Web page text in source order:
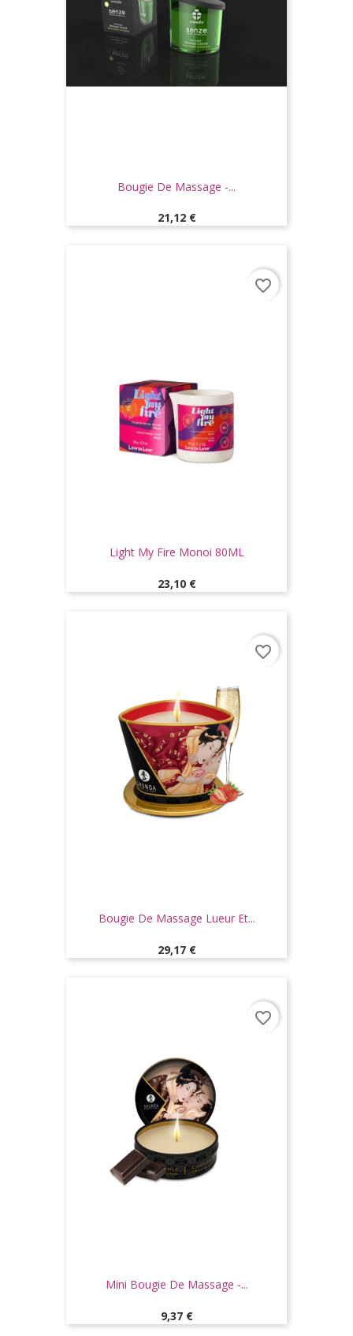
Bougie De Massage -...
Prix
21,12 €
Light My Fire Monoi 80ML
Prix
23,10 €
favorite_border
Bougie De Massage Lueur Et...
Prix
29,17 €
favorite_border
Mini Bougie De Massage -...
Prix
9,37 €
favorite_border